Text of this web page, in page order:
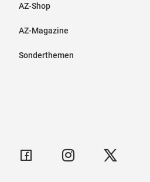
AZ-Shop
AZ-Magazine
Sonderthemen